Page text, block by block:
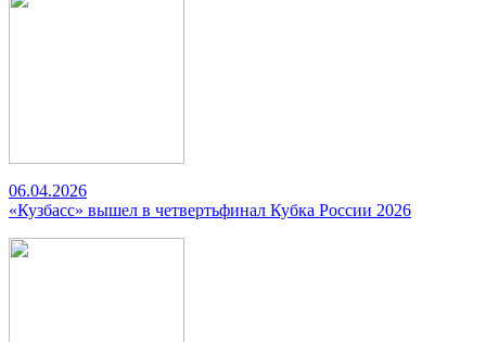
06.04.2026
«Кузбасс» вышел в четвертьфинал Кубка России 2026